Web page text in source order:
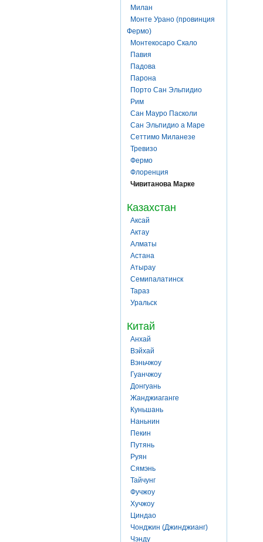
Милан
Монте Урано (провинция
Фермо)
Монтекосаро Скало
Павия
Падова
Парона
Порто Сан Эльпидио
Рим
Сан Мауро Пасколи
Сан Эльпидио а Маре
Сеттимо Миланезе
Тревизо
Фермо
Флоренция
Чивитанова Марке
Казахстан
Аксай
Актау
Алматы
Астана
Атырау
Семипалатинск
Тараз
Уральск
Китай
Анхай
Вэйхай
Вэньчжоу
Гуанчжоу
Донгуань
Жанджиаганге
Куньшань
Наньнин
Пекин
Путянь
Руян
Сямэнь
Тайчунг
Фучжоу
Хучжоу
Циндао
Чонджин (Джинджианг)
Чэнду